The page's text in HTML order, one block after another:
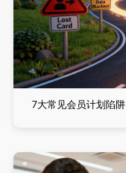
7大常见会员计划陷